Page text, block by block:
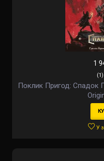
1
(1)
Поклик Пригод: Спадок
У